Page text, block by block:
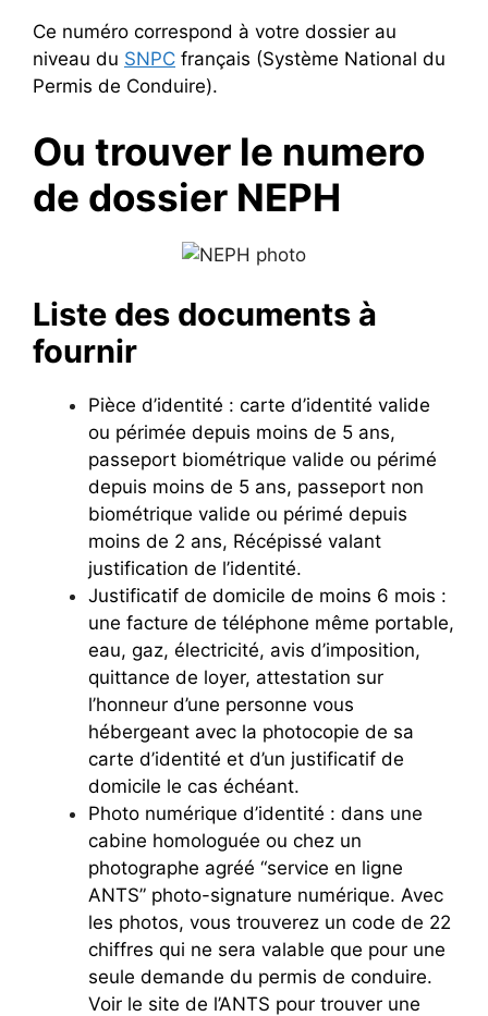
Ce numéro correspond à votre dossier au
niveau du SNPC français (Système National du
Permis de Conduire).
Ou trouver le numero
de dossier NEPH
Liste des documents à
fournir
Pièce d’identité : carte d’identité valide
ou périmée depuis moins de 5 ans,
passeport biométrique valide ou périmé
depuis moins de 5 ans, passeport non
biométrique valide ou périmé depuis
moins de 2 ans, Récépissé valant
justification de l’identité.
Justificatif de domicile de moins 6 mois :
une facture de téléphone même portable,
eau, gaz, électricité, avis d’imposition,
quittance de loyer, attestation sur
l’honneur d’une personne vous
hébergeant avec la photocopie de sa
carte d’identité et d’un justificatif de
domicile le cas échéant.
Photo numérique d’identité : dans une
cabine homologuée ou chez un
photographe agréé “service en ligne
ANTS” photo-signature numérique. Avec
les photos, vous trouverez un code de 22
chiffres qui ne sera valable que pour une
seule demande du permis de conduire.
Voir le site de l’ANTS pour trouver une